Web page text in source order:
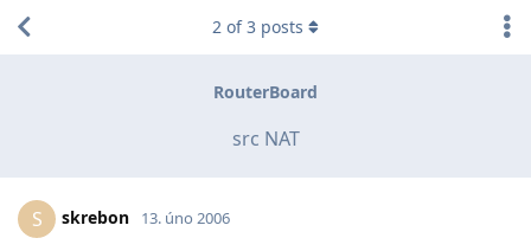
RouterBoard
src NAT
2 of3 posts
S skrebon 13. úno 2006